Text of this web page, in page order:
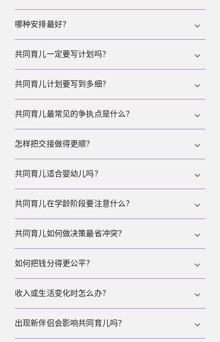
常困难。
常见有主居所模式、轮换模式与巢居模式，也可能按
哪种安排最好？
最好的是孩子更稳定、成年人能长期执行的安排，而
共同育儿一定要写计划吗？
强烈建议写。书面计划能把照护、决策、财务与沟通
共同育儿计划要写到多细？
要细到能在忙乱时也不产生歧义，比如交接、假期、
并设定固定复盘时间。
共同育儿最常见的争执点是什么？
常见争执点包括交接、临时变更、费用分摊、育儿规
怎样把交接做得更顺？
固定时间地点、用简短清单、避免在孩子面前争吵，
共同育儿适合婴幼儿吗？
可以适合，前提是作息稳定、交接平稳、照护者持续
要。
共同育儿在学龄阶段要注意什么？
要特别注意通勤距离、学校沟通、作业与活动安排，
共同育儿如何做决策最省冲突？
把必须共同决定的事项列清楚，把可单方决定的事项
如何把钱分得更公平？
用透明结构来分：日常费用与特殊支出分开，保留票
值。
收入或生活变化时怎么办？
在计划里提前写好调整规则，比如收入变化、工作时
出现新伴侣会影响共同育儿吗？